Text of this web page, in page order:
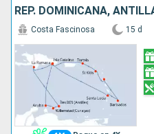
Costa Fascinosa 15 d